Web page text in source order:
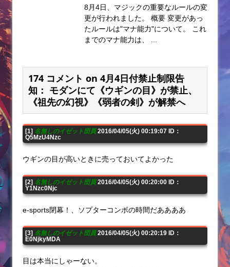
8月4日、マジックの重要なルールの変
更が行われました。 概要 変更があっ
たルールは"マナ能力"について。 これ
までのマナ能力は、 ...
174 コメント on 4月4日付禁止制限告
知： モダンにて《ウギンの目》が禁止、
《祖先の幻視》《弱者の剣》が解禁へ
[1] 名無しのイゼット団員2016/04/05(火) 00:19:07 ID：
Q5MzU4Nzc
ウギンの目が高いときに売っておいてよかった
[2] 名無しのイゼット団員2016/04/05(火) 00:20:00 ID：
Y1Nzc0Njc
e-sports閉幕！、ソプターコンボの時間だああああ
[3] 名無しのイゼット団員2016/04/05(火) 00:20:19 ID：
E0NjkyMDA
目は本当にしゃーない。